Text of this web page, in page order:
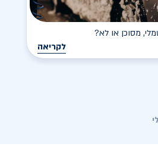
מסוכן או לא?
לקריאה